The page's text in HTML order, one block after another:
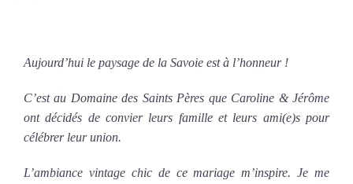
Aujourd’hui le paysage de la Savoie est à l’honneur !
C’est au Domaine des Saints Pères que Caroline & Jérôme
ont décidés de convier leurs famille et leurs ami(e)s pour
célébrer leur union.
L’ambiance vintage chic de ce mariage m’inspire. Je me